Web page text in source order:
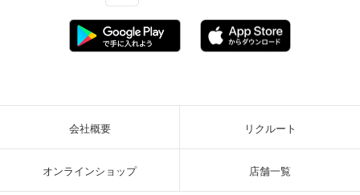
会社概要 リクルート
オンラインショップ 店舗一覧